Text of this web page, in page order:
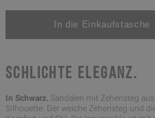
SCHLICHTE ELEGANZ.
In Schwarz. Sandalen mit Zehensteg
Silhouette. Der weiche Zehensteg und